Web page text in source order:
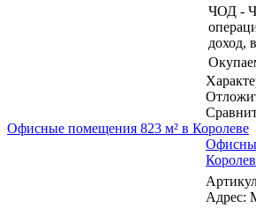
ЧОД -
доход,
Офисные помещения 823 м² в Королеве
Адрес: